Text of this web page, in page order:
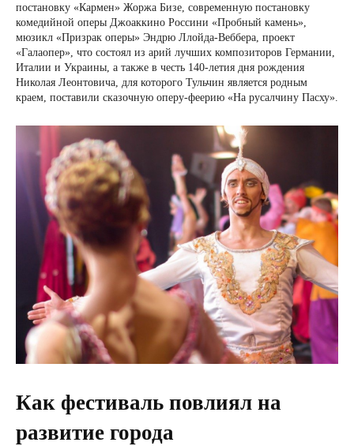
постановку «Кармен» Жоржа Бизе, современную постановку
комедийной оперы Джоаккино Россини «Пробный камень»,
мюзикл «Призрак оперы» Эндрю Ллойда-Веббера, проект
«Галаопер», что состоял из арий лучших композиторов Германии,
Италии и Украины, а также в честь 140-летия дня рождения
Николая Леонтовича, для которого Тульчин является родным
краем, поставили сказочную оперу-феерию «На русалчину Пасху».
Как фестиваль повлиял на
развитие города